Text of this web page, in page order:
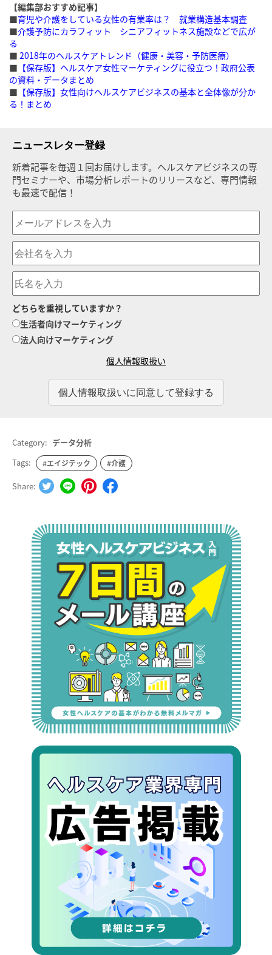
【編集部おすすめ記事】
■育児や介護をしている女性の有業率は？ 就業構造基本調査
■介護予防にカラフィット シニアフィットネス施設などで広が
る
■ 2018年のヘルスケアトレンド（健康・美容・予防医療）
■ 【保存版】ヘルスケア女性マーケティングに役立つ！政府公表
の資料・データまとめ
■ 【保存版】女性向けヘルスケアビジネスの基本と全体像が分か
る！まとめ
ニュースレター登録
新着記事を毎週１回お届けします。ヘルスケアビジネスの専
門セミナーや、市場分析レポートのリリースなど、専門情報
も最速で配信！
どちらを重視していますか？
生活者向けマーケティング
法人向けマーケティング
個人情報取扱い
Category: データ分析
Tags:
#エイジテック #介護
Share: